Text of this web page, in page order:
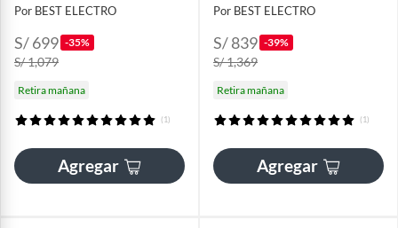
Por BEST ELECTRO
S/ 699 -35%
S/ 1,079
Retira mañana
(1)
Agregar
Por BEST ELECTRO
S/ 839 -39%
S/ 1,369
Retira mañana
(1)
Agregar